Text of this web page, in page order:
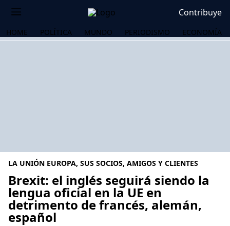
Contribuye
HOME POLÍTICA MUNDO PERIODISMO ECONOMÍA
LA UNIÓN EUROPA, SUS SOCIOS, AMIGOS Y CLIENTES
Brexit: el inglés seguirá siendo la
lengua oficial en la UE en
detrimento de francés, alemán,
español